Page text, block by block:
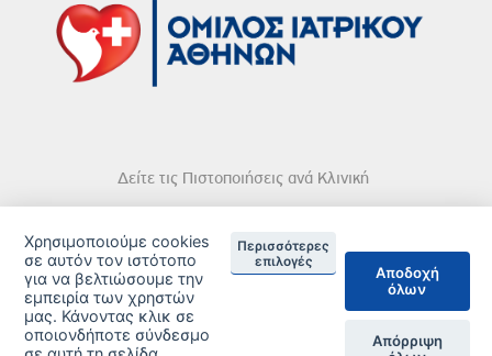
Δείτε τις Πιστοποιήσεις ανά Κλινική
© 2026 Copyright © Iatriko.gr | Powered by Aboutnet
Χρησιμοποιούμε cookies
σε αυτόν τον ιστότοπο
για να βελτιώσουμε την
εμπειρία των χρηστών
μας. Κάνοντας κλικ σε
οποιονδήποτε σύνδεσμο
Περισσότερες
επιλογές
Αποδοχή
όλων
Απόρριψη